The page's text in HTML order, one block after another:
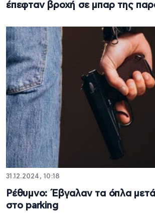
έπεφταν βροχή σε μπαρ της
31.12.2024, 10:18
Ρέθυμνο: Έβγαλαν τα όπλα μετά
στο parking